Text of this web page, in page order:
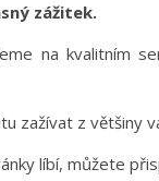
zážitek.
na kvalitním
zažívat z většiny
líbí, můžete